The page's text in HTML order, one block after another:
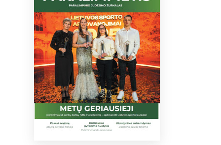
Bibliotekoms
+370 667 80 541
info@elvislab.lt